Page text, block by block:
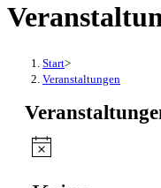
Start>
Veranstaltungen